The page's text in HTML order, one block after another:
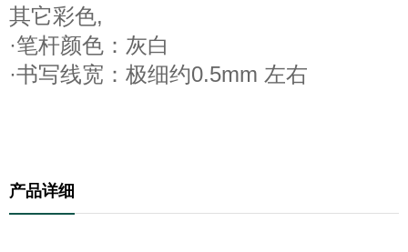
其它彩色,
·笔杆颜色：灰白
·书写线宽：极细约0.5mm 左右
产品详细